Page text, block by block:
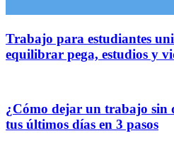
Trabajo para estudiantes
equilibrar pega, estudios y
¿Cómo dejar un trabajo sin
tus últimos días en 3 pasos